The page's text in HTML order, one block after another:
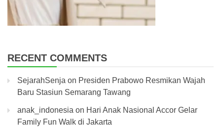
RECENT COMMENTS
SejarahSenja on Presiden Prabowo Resmikan Wajah
Baru Stasiun Semarang Tawang
anak_indonesia on Hari Anak Nasional Accor Gelar
Family Fun Walk di Jakarta